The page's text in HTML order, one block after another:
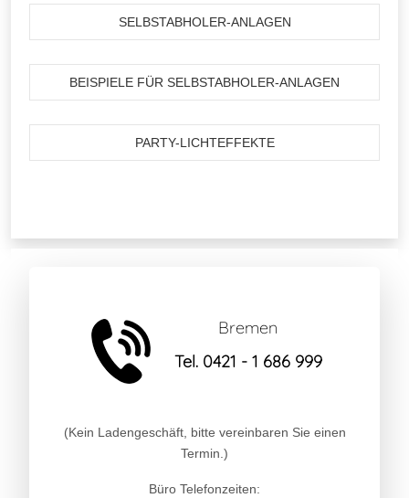
SELBSTABHOLER-ANLAGEN
BEISPIELE FÜR SELBSTABHOLER-ANLAGEN
PARTY-LICHTEFFEKTE
Bremen
Tel. 0421 - 1 686 999
(Kein Ladengeschäft, bitte vereinbaren Sie einen
Termin.)
Büro Telefonzeiten: